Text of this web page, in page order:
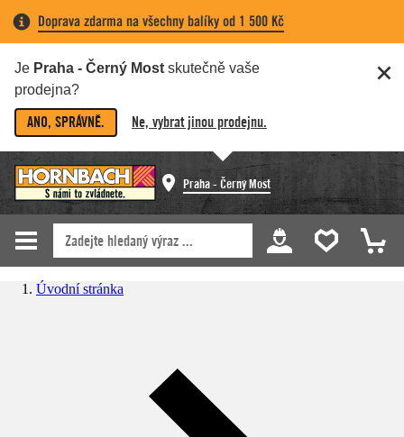
Doprava zdarma na všechny balíky od 1 500 Kč
Je Praha - Černý Most skutečně vaše
prodejna?
ANO, SPRÁVNĚ. Ne, vybrat jinou prodejnu.
Praha - Černý Most
Úvodní stránka